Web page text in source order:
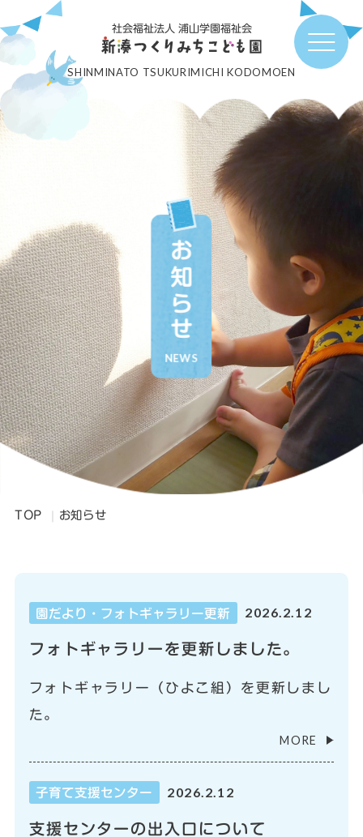
社会福祉法人 浦山学園福祉会
SHINMINATO TSUKURIMICHI KODOMOEN
お知らせ
NEWS
TOP お知らせ
園だより・フォトギャラリー更新 2026.2.12
フォトギャラリーを更新しました。
フォトギャラリー（ひよこ組）を更新しまし
た。
MORE
子育て支援センター 2026.2.12
支援センターの出入口について